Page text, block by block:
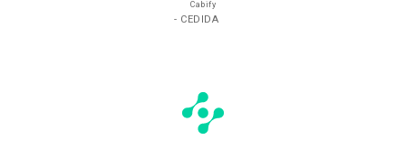
Cabify
- CEDIDA